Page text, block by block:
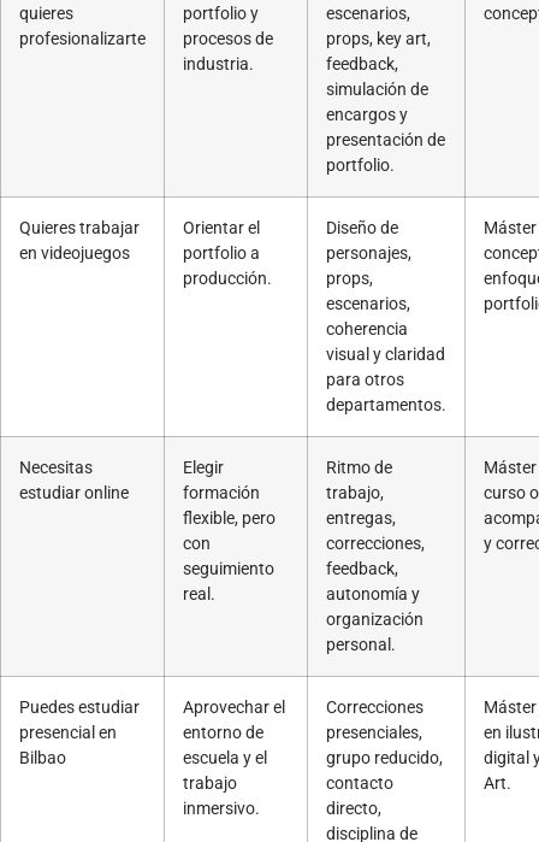
quieres
profesionalizarte
portfolio y
procesos de
industria.
escenarios,
props, key art,
feedback,
simulación de
encargos y
presentación de
portfolio.
Quieres trabajar
en videojuegos
Orientar el
portfolio a
producción.
Diseño de
personajes,
props,
escenarios,
coherencia
visual y claridad
para otros
departamentos.
Máster
Necesitas
estudiar online
Elegir
formación
flexible, pero
con
seguimiento
real.
Ritmo de
trabajo,
entregas,
correcciones,
feedback,
autonomía y
organización
personal.
curso
y
Puedes estudiar
presencial en
Bilbao
Aprovechar el
entorno de
escuela y el
trabajo
inmersivo.
Correcciones
presenciales,
grupo reducido,
contacto
directo,
disciplina de
en
digital
Art.